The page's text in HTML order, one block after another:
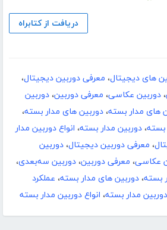
دریافت از کتابراه
های دیجیتال، معرفی دوربین دیجیتال،
، دوربین عکاسی، معرفی دوربین، دوربین
های مدار بسته، دوربین های مدار بسته،
بسته، دوربین مدار بسته، انواع دوربین مدار
، معرفی دوربین دیجیتال، دوربین
عکاسی، معرفی دوربین، دوربین سه‌بعدی،
بسته، دوربین های مدار بسته، عملکرد
دوربین مدار بسته، انواع دوربین مدار بسته